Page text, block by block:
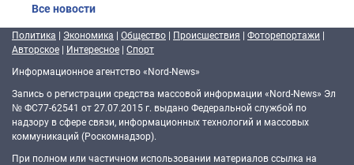
Все новости
Политика | Экономика | Общество | Происшествия | Фоторепортажи |
Авторское | Интересное | Спорт
Информационное агентство «Nord-News»
Запись о регистрации средства массовой информации «Nord-News» Эл
№ ФС77-62541 от 27.07.2015 г. выдано Федеральной службой по
надзору в сфере связи, информационных технологий и массовых
коммуникаций (Роскомнадзор).
При полном или частичном использовании материалов ссылка на